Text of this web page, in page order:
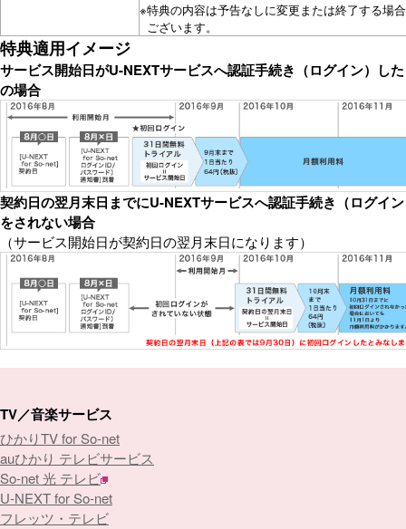
※特典の内容は予告なしに変更または終了する場
ございます。
特典適用イメージ
サービス開始日がU-NEXTサービスへ認証手続き（ログイン）し
の場合
契約日の翌月末日までにU-NEXTサービスへ認証手続き（ログイ
をされない場合
（サービス開始日が契約日の翌月末日になります）
TV／音楽サービス
ひかりTV for So-net
auひかり テレビサービス
So-net 光 テレビ
U-NEXT for So-net
フレッツ・テレビ